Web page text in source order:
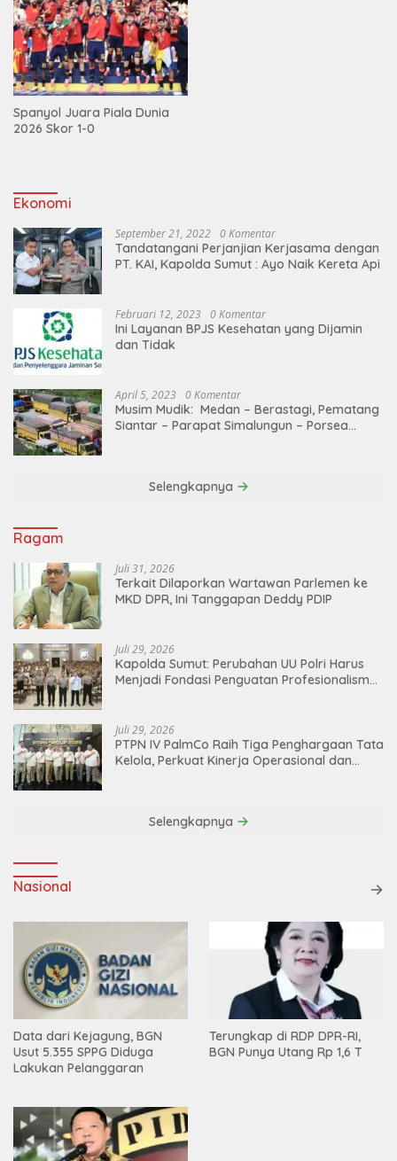
Spanyol Juara Piala Dunia
2026 Skor 1-0
Ekonomi
September 21, 2022 0 Komentar
Tandatangani Perjanjian Kerjasama dengan
PT. KAI, Kapolda Sumut : Ayo Naik Kereta Api
Februari 12, 2023 0 Komentar
Ini Layanan BPJS Kesehatan yang Dijamin
dan Tidak
April 5, 2023 0 Komentar
Musim Mudik: Medan – Berastagi, Pematang
Siantar – Parapat Simalungun – Porsea
Selengkapnya
Ragam
Juli 31, 2026
Terkait Dilaporkan Wartawan Parlemen ke
MKD DPR, Ini Tanggapan Deddy PDIP
Juli 29, 2026
Kapolda Sumut: Perubahan UU Polri Harus
Menjadi Fondasi Penguatan Profesionalisme
Juli 29, 2026
PTPN IV PalmCo Raih Tiga Penghargaan Tata
Kelola, Perkuat Kinerja Operasional dan
Selengkapnya
Nasional
Data dari Kejagung, BGN
Usut 5.355 SPPG Diduga
Lakukan Pelanggaran
Terungkap di RDP DPR-RI,
BGN Punya Utang Rp 1,6 T